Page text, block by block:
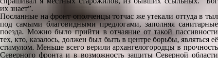
их знает”.
Посланные на фронт ополченцы тотчас же утекали оттуда в тыл
под самыми благовидными предлогами, заполняя санитарные
поезда. Можно было прийти в отчаяние от такой пассивности
тех, кто, казалось, должен был быть в центре борьбы, являться её
стимулом. Меньше всего верили архангелогородцы в прочность
Северного фронта и в возможность защиты Северной области